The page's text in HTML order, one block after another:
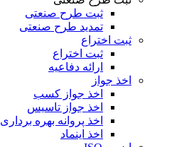
ثبت طرح صنعتی
تمدید طرح صنعتی
ثبت اختراع
ثبت اختراع
ارائه دفاعیه
اخذ جواز
اخذ جواز کسب
اخذ جواز تاسیس
اخذ پروانه بهره برداری
اخذ اینماد